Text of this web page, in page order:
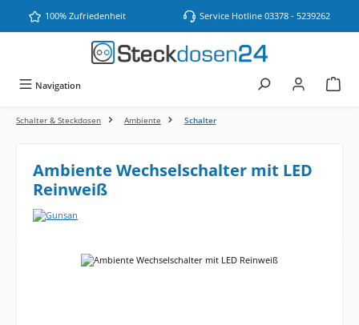
Zum Hauptinhalt springen
100% Zufriedenheit Service Hotline 03378 - 5239262
Navigation
Schalter & Steckdosen Ambiente Schalter
Ambiente Wechselschalter mit LED
Reinweiß
Bildergalerie überspringen